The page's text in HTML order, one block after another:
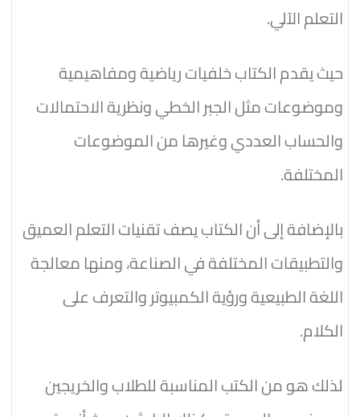
التعلم الآلي.
حيث يقدم الكتاب خلفيات رياضية ومفاهيمية
وموضوعات مثل الجبر الخطي ونظرية الاحتمالات
والحساب العددي وغيرها من الموضوعات
المختلفة.
بالإضافة إلى أن الكتاب يصف تقنيات التعلم العميق
والتطبيقات المختلفة في الصناعة، ومنها معالجة
اللغة الطبيعية ورؤية الكمبيوتر والتعرف على
الكلام.
لذلك هو من الكتب المناسبة للطلاب والخريجين